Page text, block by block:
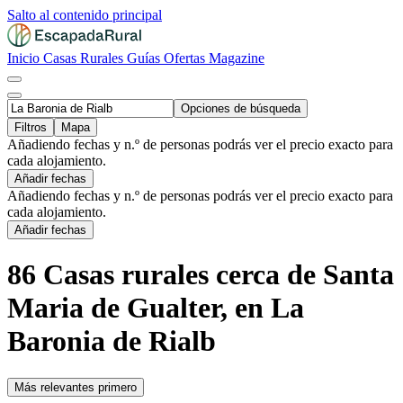
Salto al contenido principal
Inicio Casas Rurales Guías Ofertas Magazine
Opciones de búsqueda
Filtros
Mapa
Añadiendo fechas y n.º de personas podrás ver el precio exacto para
cada alojamiento.
Añadir fechas
Añadiendo fechas y n.º de personas podrás ver el precio exacto para
cada alojamiento.
Añadir fechas
86 Casas rurales cerca de Santa
Maria de Gualter, en La
Baronia de Rialb
Más relevantes primero